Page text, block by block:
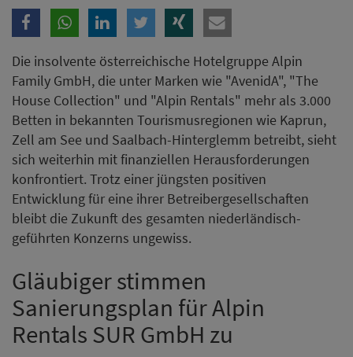
Die insolvente österreichische Hotelgruppe Alpin
Family GmbH, die unter Marken wie "AvenidA", "The
House Collection" und "Alpin Rentals" mehr als 3.000
Betten in bekannten Tourismusregionen wie Kaprun,
Zell am See und Saalbach-Hinterglemm betreibt, sieht
sich weiterhin mit finanziellen Herausforderungen
konfrontiert. Trotz einer jüngsten positiven
Entwicklung für eine ihrer Betreibergesellschaften
bleibt die Zukunft des gesamten niederländisch-
geführten Konzerns ungewiss.
Gläubiger stimmen
Sanierungsplan für Alpin
Rentals SUR GmbH zu